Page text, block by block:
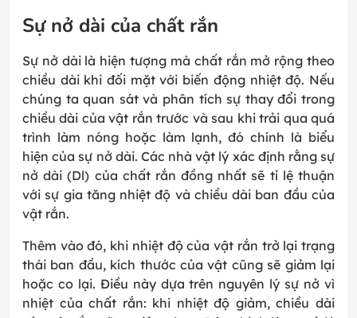
Sự nở dài của chất rắn
Sự nở dài là hiện tượng mà chất rắn mở rộng theo
chiều dài khi đối mặt với biến động nhiệt độ. Nếu
chúng ta quan sát và phân tích sự thay đổi trong
chiều dài của vật rắn trước và sau khi trải qua quá
trình làm nóng hoặc làm lạnh, đó chính là biểu
hiện của sự nở dài. Các nhà vật lý xác định rằng sự
nở dài (Dl) của chất rắn đồng nhất sẽ tỉ lệ thuận
với sự gia tăng nhiệt độ và chiều dài ban đầu của
vật rắn.
Thêm vào đó, khi nhiệt độ của vật rắn trở lại trạng
thái ban đầu, kích thước của vật cũng sẽ giảm lại
hoặc co lại. Điều này dựa trên nguyên lý sự nở vì
nhiệt của chất rắn: khi nhiệt độ giảm, chiều dài